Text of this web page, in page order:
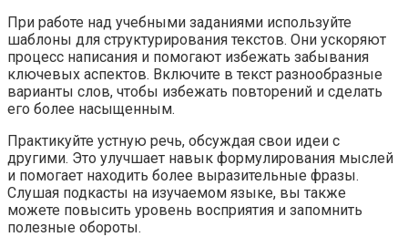
При работе над учебными заданиями используйте
шаблоны для структурирования текстов. Они ускоряют
процесс написания и помогают избежать забывания
ключевых аспектов. Включите в текст разнообразные
варианты слов, чтобы избежать повторений и сделать
его более насыщенным.
Практикуйте устную речь, обсуждая свои идеи с
другими. Это улучшает навык формулирования мыслей
и помогает находить более выразительные фразы.
Слушая подкасты на изучаемом языке, вы также
можете повысить уровень восприятия и запомнить
полезные обороты.